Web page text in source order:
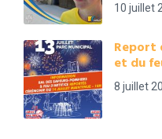
10 juillet
Report
et du
8 juillet